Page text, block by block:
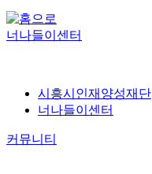
너나들이센터
시흥시인재양성재단
너나들이센터
커뮤니티